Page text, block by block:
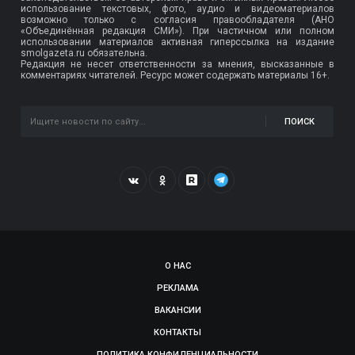
использование текстовых, фото, аудио и видеоматериалов
возможно только с согласия правообладателя (АНО
«Объединённая редакция СМИ»). При частичном или полном
использовании материалов активная гиперссылка на издание
smolgazeta.ru обязательна.
Редакция не несет ответственности за мнения, высказанные в
комментариях читателей. Ресурс может содержать материалы 16+.
ПОИСК
О НАС
РЕКЛАМА
ВАКАНСИИ
КОНТАКТЫ